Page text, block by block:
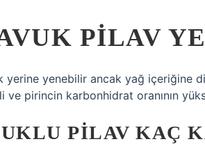
PILAV
yerine yenebilir ancak yağ içeriğine
pirincin karbonhidrat oranının
PILAV KAÇ